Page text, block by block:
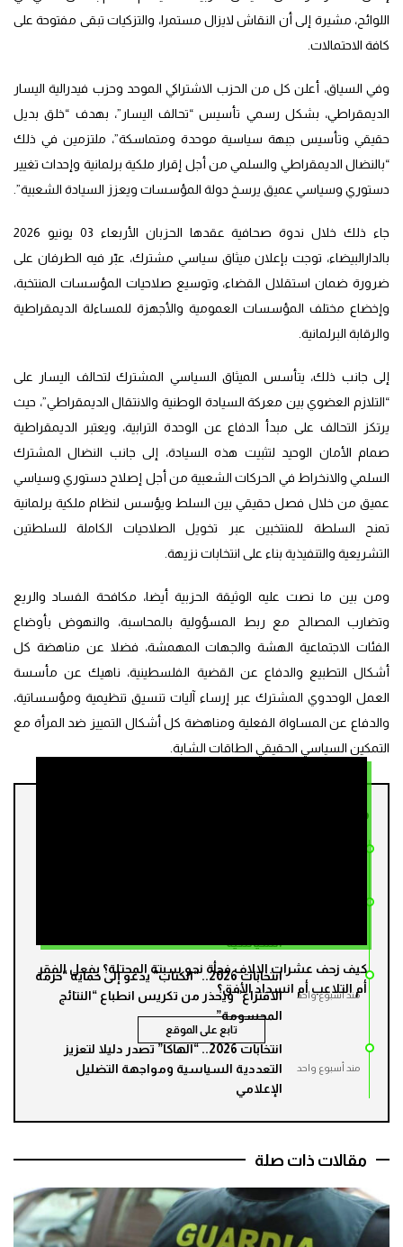
كيف زحف عشرات الالاف فجأة نحو سبتة المحتلة؟ بفعل الفقر
أم التلاعب أم انسداد الأفق؟
تابع على الموقع
اللوائح، مشيرة إلى أن النقاش لايزال مستمرا، والتزكيات تبقى مفتوحة على
كافة الاحتمالات.
وفي السياق، أعلن كل من الحزب الاشتراكي الموحد وحزب فيدرالية اليسار
الديمقراطي، بشكل رسمي تأسيس “تحالف اليسار”، بهدف “خلق بديل
حقيقي وتأسيس جبهة سياسية موحدة ومتماسكة”، ملتزمين في ذلك
“بالنضال الديمقراطي والسلمي من أجل إقرار ملكية برلمانية وإحداث تغيير
دستوري وسياسي عميق يرسخ دولة المؤسسات ويعزز السيادة الشعبية”.
جاء ذلك خلال ندوة صحافية عقدها الحزبان الأربعاء 03 يونيو 2026
بالدارالبيضاء، توجت بإعلان ميثاق سياسي مشترك، عبّر فيه الطرفان على
ضرورة ضمان استقلال القضاء، وتوسيع صلاحيات المؤسسات المنتخبة،
وإخضاع مختلف المؤسسات العمومية والأجهزة للمساءلة الديمقراطية
والرقابة البرلمانية.
إلى جانب ذلك، يتأسس الميثاق السياسي المشترك لتحالف اليسار على
“التلازم العضوي بين معركة السيادة الوطنية والانتقال الديمقراطي”، حيث
يرتكز التحالف على مبدأ الدفاع عن الوحدة الترابية، ويعتبر الديمقراطية
صمام الأمان الوحيد لتثبيت هذه السيادة، إلى جانب النضال المشترك
السلمي والانخراط في الحركات الشعبية من أجل إصلاح دستوري وسياسي
عميق من خلال فصل حقيقي بين السلط ويؤسس لنظام ملكية برلمانية
تمنح السلطة للمنتخبين عبر تخويل الصلاحيات الكاملة للسلطتين
التشريعية والتنفيذية بناء على انتخابات نزيهة.
ومن بين ما نصت عليه الوثيقة الحزبية أيضا، مكافحة الفساد والريع
وتضارب المصالح مع ربط المسؤولية بالمحاسبة، والنهوض بأوضاع
الفئات الاجتماعية الهشة والجهات المهمشة، فضلا عن مناهضة كل
أشكال التطبيع والدفاع عن القضية الفلسطينية، ناهيك عن مأسسة
العمل الوحدوي المشترك عبر إرساء آليات تنسيق تنظيمية ومؤسساتية،
والدفاع عن المساواة الفعلية ومناهضة كل أشكال التمييز ضد المرأة مع
التمكين السياسي الحقيقي الطاقات الشابة.
من نفس الملف
السياسية
مند أسبوع واحد
انتخابات 2026.. “الكتاب” يدعو إلى حماية “حرمة
الاقتراع” ويحذر من تكريس انطباع “النتائج
المحسومة”
مند أسبوع واحد
انتخابات 2026.. “الهاكا” تصدر دليلا لتعزيز
التعددية السياسية ومواجهة التضليل
الإعلامي
مقالات ذات صلة